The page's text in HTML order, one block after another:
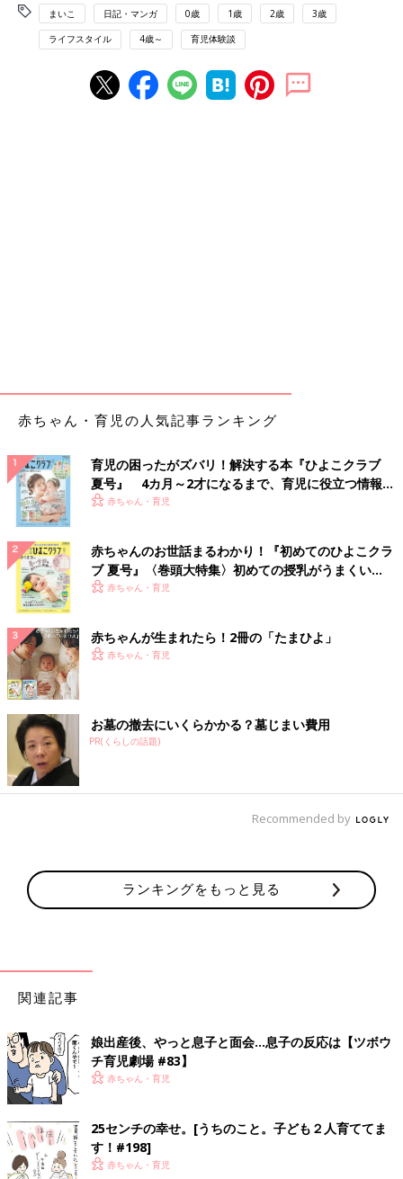
ゴミはちゃんとゴミ箱に入れてください＾＾；
ママに渡さないでね。笑
この時は袋ごとゴミが放置されていて、なんだか悲しかったで
す。
今年は特に環境についても考えられる年となりましたが、
これからも１人１人心がけていきたいものですね！
なんて考えた１日でした＾＾
―次回に続く。お楽しみに！
・[うちのこと。子ども２人育ててます！]の記事一覧はこちら
[uchinokoto.まいこ]
長野県在住の美容師。2012年10月産まれの娘と、2014年9月産
●Twitter：
前の話
サッカー少年誕生！
[うちのこと。子ども
#168]
まいこ 日記・マンガ 0歳 1歳 2歳 3歳
ライフスタイル 4歳～ 育児体験談
赤ちゃん・育児の人気記事ランキング
育児の困ったがズバリ！解決する本『ひよこクラブ
夏号』 4カ月～2才になるまで、育児に役立つ情報が
いっぱい！
赤ちゃん・育児
赤ちゃんのお世話まるわかり！『初めてのひよこクラ
ブ 夏号』〈巻頭大特集〉初めての授乳がうまくい
く！ おっぱい・ミルクの基本と夏のトラブル 解決テ
赤ちゃん・育児
赤ちゃんが生まれたら！2冊の「たまひよ」
赤ちゃん・育児
お墓の撤去にいくらかかる？墓じまい費用
PR(くらしの話題)
Recommended by
ランキングをもっと見る
関連記事
娘出産後、やっと息子と面会…息子の反応は【ツボウ
チ育児劇場 #83】
赤ちゃん・育児
25センチの幸せ。[うちのこと。子ども２人育ててま
す！#198]
赤ちゃん・育児